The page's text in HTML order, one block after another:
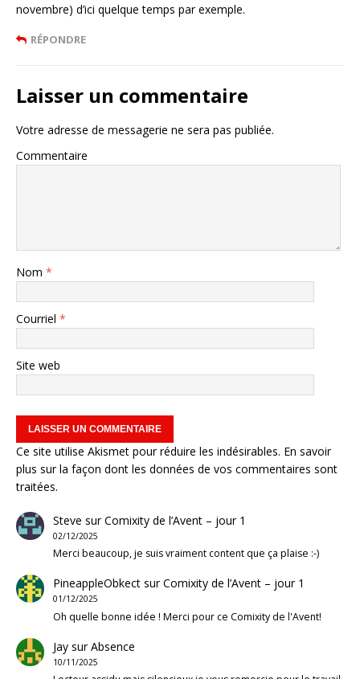
novembre) d’ici quelque temps par exemple.
RÉPONDRE
Laisser un commentaire
Votre adresse de messagerie ne sera pas publiée.
Commentaire
Nom *
Courriel *
Site web
Ce site utilise Akismet pour réduire les indésirables. En savoir
plus sur la façon dont les données de vos commentaires sont
traitées.
Steve surComixity de l’Avent – jour 1
02/12/2025
Merci beaucoup, je suis vraiment content que ça plaise :-)
PineappleObkectsurComixity de l’Avent – jour 1
01/12/2025
Oh quelle bonne idée ! Merci pour ce Comixity de l'Avent!
JaysurAbsence
10/11/2025